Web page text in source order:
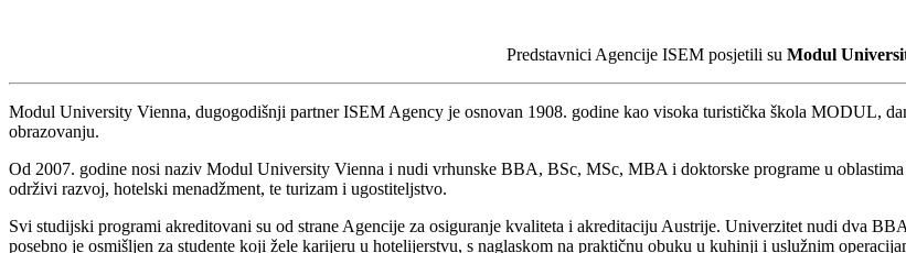
Predstavnici Agencije ISEM posjetili su Modul
Modul University Vienna, dugogodišnji partner ISEM Agency je osnovan 1908. godine kao visoka turistička škola MODUL,
obrazovanju.
Od 2007. godine nosi naziv Modul University Vienna i nudi vrhunske BBA, BSc, MSc, MBA i doktorske programe u
održivi razvoj, hotelski menadžment, te turizam i ugostiteljstvo.
Svi studijski programi akreditovani su od strane Agencije za osiguranje kvaliteta i akreditaciju Austrije. Univerzitet nudi dva
posebno je osmišljen za studente koji žele karijeru u hotelijerstvu, s naglaskom na praktičnu obuku u kuhinji i uslužnim